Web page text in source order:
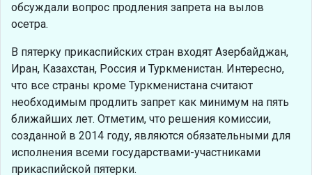
обсуждали вопрос продления запрета на вылов
осетра.
В пятерку прикаспийских стран входят Азербайджан,
Иран, Казахстан, Россия и Туркменистан. Интересно,
что все страны кроме Туркменистана считают
необходимым продлить запрет как минимум на пять
ближайших лет. Отметим, что решения комиссии,
созданной в 2014 году, являются обязательными для
исполнения всеми государствами-участниками
прикаспийской пятерки.